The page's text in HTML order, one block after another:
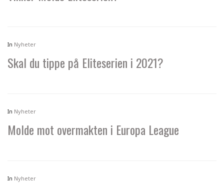
In Nyheter
Skal du tippe på Eliteserien i 2021?
In Nyheter
Molde mot overmakten i Europa League
In Nyheter